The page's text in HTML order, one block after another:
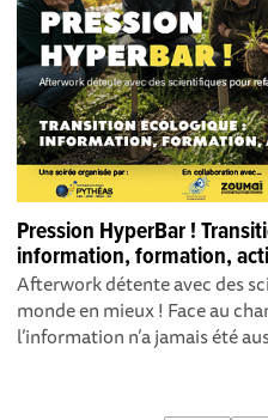
Pression HyperBar !
information, formation,
Afterwork détente avec des
monde en mieux ! Face au
l’information n’a jamais été